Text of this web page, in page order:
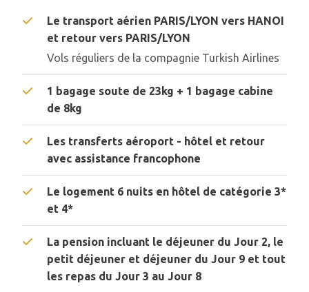
Le transport aérien PARIS/LYON vers HANOI
et retour vers PARIS/LYON
Vols réguliers de la compagnie Turkish Airlines
1 bagage soute de 23kg + 1 bagage cabine
de 8kg
Les transferts aéroport - hôtel et retour
avec assistance francophone
Le logement 6 nuits en hôtel de catégorie 3*
et 4*
La pension incluant le déjeuner du Jour 2, le
petit déjeuner et déjeuner du Jour 9 et tout
les repas du Jour 3 au Jour 8